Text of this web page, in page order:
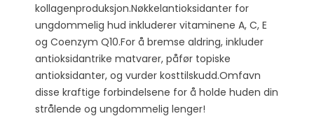
kollagenproduksjon.Nøkkelantioksidanter for
ungdommelig hud inkluderer vitaminene A, C, E
og Coenzym Q10.For å bremse aldring, inkluder
antioksidantrike matvarer, påfør topiske
antioksidanter, og vurder kosttilskudd.Omfavn
disse kraftige forbindelsene for å holde huden din
strålende og ungdommelig lenger!